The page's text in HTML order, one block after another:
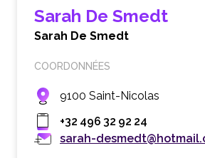
Sarah De Smedt
Sarah De Smedt
COORDONNÉES
9100 Saint-Nicolas
+32 496 32 92 24
sarah-